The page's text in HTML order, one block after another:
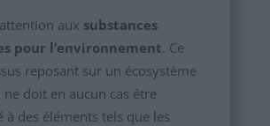
aux substances
pour l’environnement. Ce
reposant sur un écosystème
doit en aucun cas être
à des éléments tels que les